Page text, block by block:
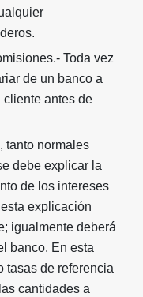
Toda vez
de un banco a
cliente antes de
tanto normales
debe explicar la
de los intereses
explicación
igualmente deberá
banco. En esta
tasas de referencia
cantidades a